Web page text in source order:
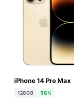
iPhone 14 Pro Max
128GB 98%